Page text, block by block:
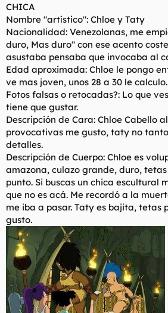
e
m
a
CHICA
Nombre "artístico": Chloe y Taty
Nacionalidad: Venezolanas, me
duro, Mas duro" con ese acento
asustaba pensaba que invocaba al
Edad aproximada: Chloe le pongo
ve mas joven, unos 28 a 30 le calculo.
Fotos falsas o retocadas?: Lo que
tiene que gustar.
Descripción de Cara: Chloe Cabello
provocativas me gusto, taty no
detalles.
Descripción de Cuerpo: Chloe es
amazona, culazo grande, duro,
punto. Si buscas un chica escultural
que no es acá. Me recordó a la
me iba a pasar. Taty es bajita, tetas
gusto.